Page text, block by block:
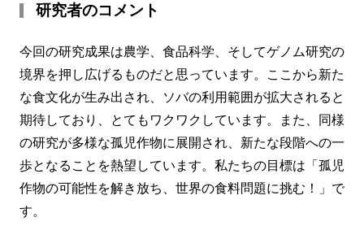
研究者のコメント
今回の研究成果は農学、食品科学、そしてゲノム研究の
境界を押し広げるものだと思っています。ここから新た
な食文化が生み出され、ソバの利用範囲が拡大されると
期待しており、とてもワクワクしています。また、同様
の研究が多様な孤児作物に展開され、新たな段階への一
歩となることを熱望しています。私たちの目標は「孤児
作物の可能性を解き放ち、世界の食料問題に挑む！」で
す。